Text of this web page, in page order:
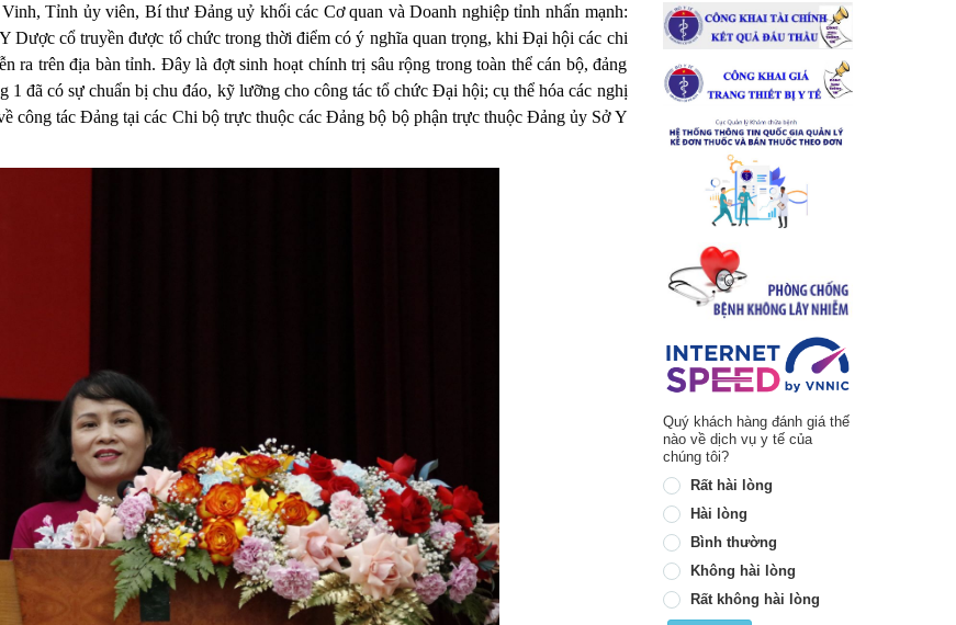
Tỉnh ủy viên, Bí thư Đảng uỷ khối các Cơ quan và Doanh nghiệp tỉnh nhấn mạnh:
Dược cổ truyền được tổ chức trong thời điểm có ý nghĩa quan trọng, khi Đại hội các chi
ra trên địa bàn tỉnh. Đây là đợt sinh hoạt chính trị sâu rộng trong toàn thể cán bộ, đảng
1 đã có sự chuẩn bị chu đáo, kỹ lưỡng cho công tác tổ chức Đại hội; cụ thể hóa các nghị
công tác Đảng tại các Chi bộ trực thuộc các Đảng bộ bộ phận trực thuộc Đảng ủy Sở Y
Quý khách hàng đánh giá thế
nào về dịch vụ y tế của
chúng tôi?
Rất hài lòng
Hài lòng
Bình thường
Không hài lòng
Rất không hài lòng